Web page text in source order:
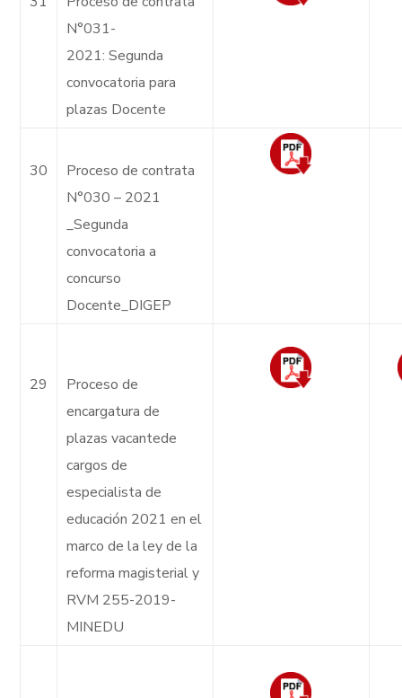
N°031-
2021: Segunda
convocatoria para
plazas Docente
30
Proceso de contrata
N°030 – 2021
_Segunda
convocatoria a
concurso
Docente_DIGEP
29
Proceso de
encargatura de
plazas vacantede
cargos de
especialista de
educación 2021 en el
marco de la ley de la
reforma magisterial y
RVM 255-2019-
MINEDU